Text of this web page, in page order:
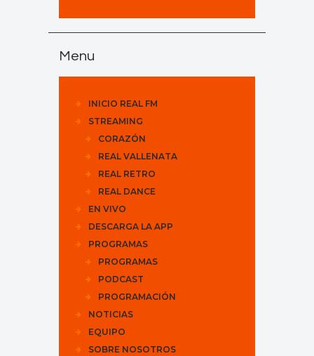
Menu
INICIO REAL FM
STREAMING
CORAZÓN
REAL VALLENATA
REAL RETRO
REAL DANCE
EN VIVO
DESCARGA LA APP
PROGRAMAS
PROGRAMAS
PODCAST
PROGRAMACIÓN
NOTICIAS
EQUIPO
SOBRE NOSOTROS